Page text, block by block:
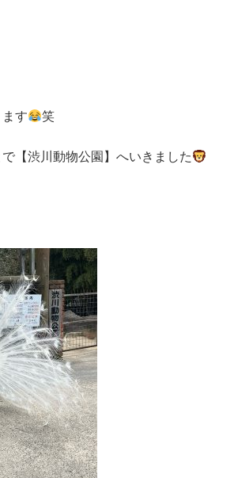
す 笑
【渋川動物公園】へいきました